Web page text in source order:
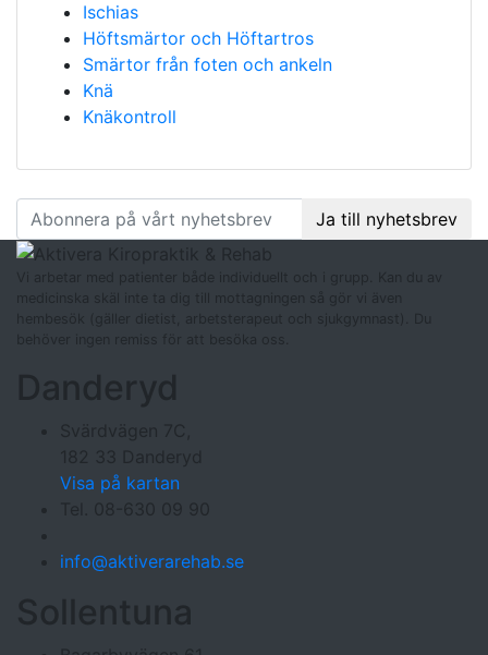
Ischias
Höftsmärtor och Höftartros
Smärtor från foten och ankeln
Knä
Knäkontroll
Ja till nyhetsbrev
Vi arbetar med patienter både individuellt och i grupp. Kan du av
medicinska skäl inte ta dig till mottagningen så gör vi även
hembesök (gäller dietist, arbetsterapeut och sjukgymnast). Du
behöver ingen remiss för att besöka oss.
Danderyd
Svärdvägen 7C,
182 33 Danderyd
Visa på kartan
Tel. 08-630 09 90
info@aktiverarehab.se
Sollentuna